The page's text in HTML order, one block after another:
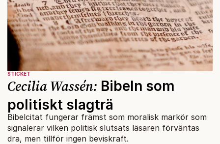
STICKET
Cecilia Wassén: Bibeln som
politiskt slagträ
Bibelcitat fungerar främst som moralisk markör som
signalerar vilken politisk slutsats läsaren förväntas
dra, men tillför ingen beviskraft.